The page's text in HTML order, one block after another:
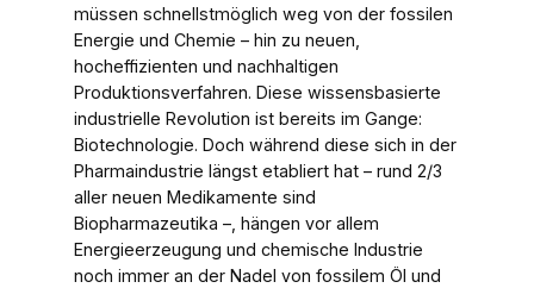
müssen schnellstmöglich weg von der fossilen
Energie und Chemie – hin zu neuen,
hocheffizienten und nachhaltigen
Produktionsverfahren. Diese wissensbasierte
industrielle Revolution ist bereits im Gange:
Biotechnologie. Doch während diese sich in der
Pharmaindustrie längst etabliert hat – rund 2/3
aller neuen Medikamente sind
Biopharmazeutika –, hängen vor allem
Energieerzeugung und chemische Industrie
noch immer an der Nadel von fossilem Öl und